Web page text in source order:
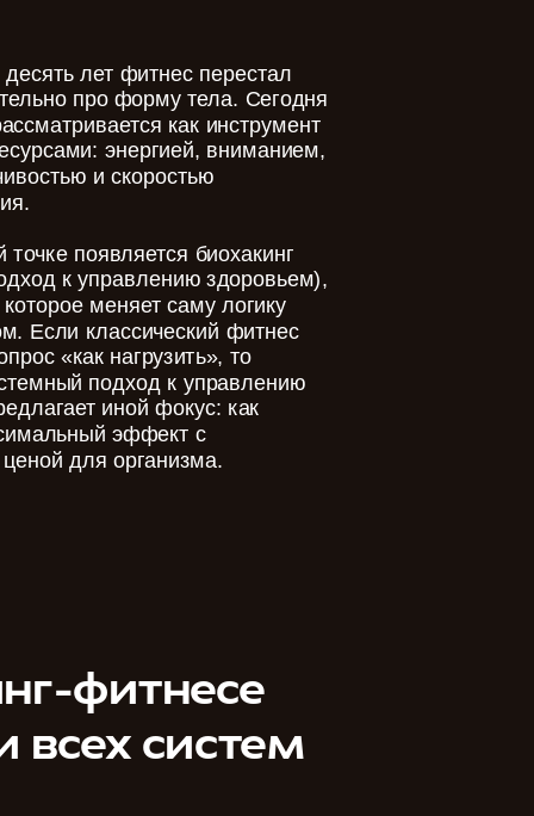
лет фитнес перестал
про форму тела. Сегодня
как инструмент
энергией, вниманием,
и скоростью
появляется биохакинг
к управлению здоровьем),
меняет саму логику
Если классический фитнес
«как нагрузить», то
подход к управлению
иной фокус: как
эффект с
для организма.
фитнесе
всех систем